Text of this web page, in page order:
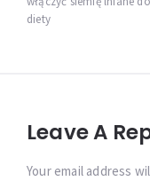
diety
Leave A
Your email address